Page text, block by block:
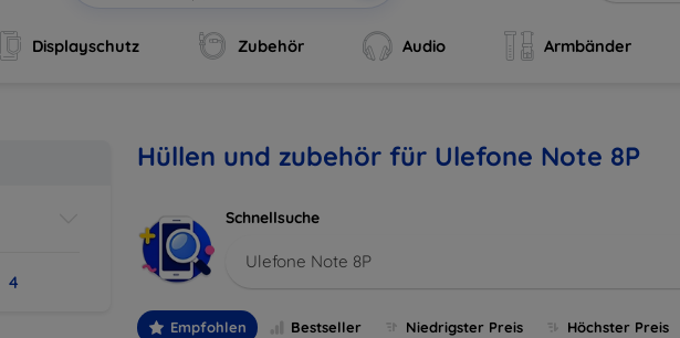
Displayschutz Zubehör Audio Armbänder
4
Hüllen und zubehör für Ulefone Note 8P
Schnellsuche
Ulefone Note 8P
Empfohlen Bestseller Niedrigster Preis Höchster Preis